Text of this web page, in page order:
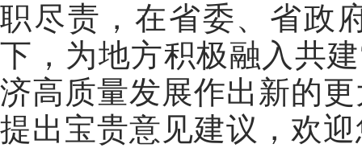
职尽责，在省委、省政
下， 为地方积极融入共
济高质量发展作出 新的
提出宝贵意见建议，欢